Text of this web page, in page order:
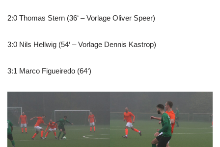
2:0 Thomas Stern (36‘ – Vorlage Oliver Speer)
3:0 Nils Hellwig (54‘ – Vorlage Dennis Kastrop)
3:1 Marco Figueiredo (64‘)